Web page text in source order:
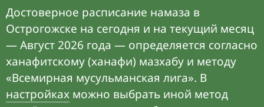
Достоверное расписание намаза в
Острогожске на сегодня и на текущий месяц
— Август 2026 года — определяется согласно
ханафитскому (ханафи) мазхабу и методу
«Всемирная мусульманская лига». В
настройках можно выбрать иной метод